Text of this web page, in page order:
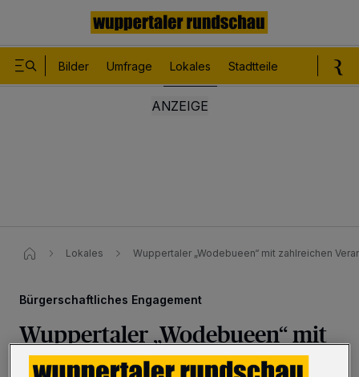
Bilder Umfrage Lokales Stadtteile
Lokales Wuppertaler „Wodebueen“ mit zahlreichen
Bürgerschaftliches Engagement
Wuppertaler „Wodebueen“ mit
vielen Veranstaltungen